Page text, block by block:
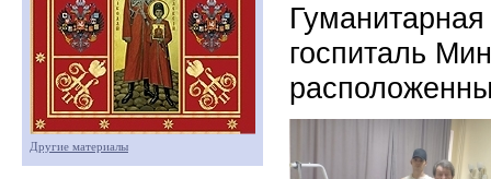
госпиталь
Другие материалы